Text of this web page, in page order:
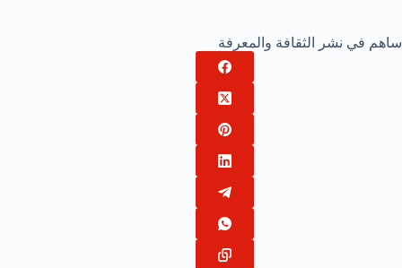
ساهم في نشر الثقافة والمعرفة